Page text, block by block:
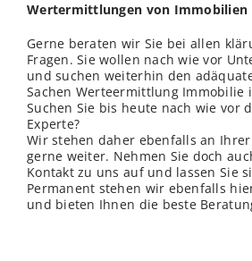
Wertermittlungen von Immobilien
Gerne beraten wir Sie bei allen
Fragen. Sie wollen nach wie vor
und suchen weiterhin den
Sachen Werteermittlung Immobilie
Suchen Sie bis heute nach wie vor
Experte?
Wir stehen daher ebenfalls an
gerne weiter. Nehmen Sie doch
Kontakt zu uns auf und lassen Sie
Permanent stehen wir ebenfalls
und bieten Ihnen die beste